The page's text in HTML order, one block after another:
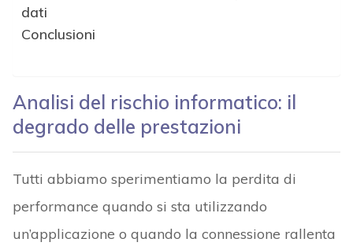
dati
Conclusioni
Analisi del rischio informatico: il
degrado delle prestazioni
Tutti abbiamo sperimentiamo la perdita di
performance quando si sta utilizzando
un’applicazione o quando la connessione rallenta